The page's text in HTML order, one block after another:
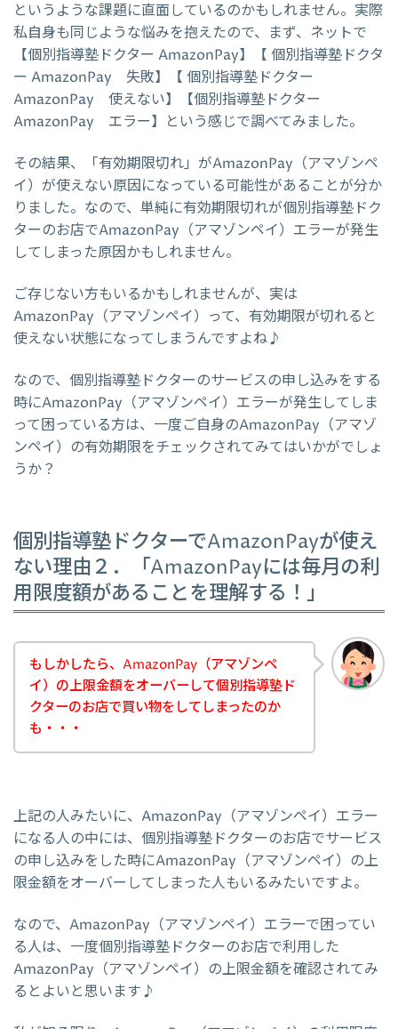
というような課題に直面しているのかもしれません。実際
私自身も同じような悩みを抱えたので、まず、ネットで
【個別指導塾ドクター AmazonPay】【 個別指導塾ドクタ
ー AmazonPay 失敗】【 個別指導塾ドクター
AmazonPay 使えない】【個別指導塾ドクター
AmazonPay エラー】という感じで調べてみました。
その結果、「有効期限切れ」がAmazonPay（アマゾンペ
イ）が使えない原因になっている可能性があることが分か
りました。なので、単純に有効期限切れが個別指導塾ドク
ターのお店でAmazonPay（アマゾンペイ）エラーが発生
してしまった原因かもしれません。
ご存じない方もいるかもしれませんが、実は
AmazonPay（アマゾンペイ）って、有効期限が切れると
使えない状態になってしまうんですよね♪
なので、個別指導塾ドクターのサービスの申し込みをする
時にAmazonPay（アマゾンペイ）エラーが発生してしま
って困っている方は、一度ご自身のAmazonPay（アマゾ
ンペイ）の有効期限をチェックされてみてはいかがでしょ
うか？
個別指導塾ドクターでAmazonPayが使え
ない理由２．「AmazonPayには毎月の利
用限度額があることを理解する！」
もしかしたら、AmazonPay（アマゾンペ
イ）の上限金額をオーバーして個別指導塾ド
クターのお店で買い物をしてしまったのか
も・・・
上記の人みたいに、AmazonPay（アマゾンペイ）エラー
になる人の中には、個別指導塾ドクターのお店でサービス
の申し込みをした時にAmazonPay（アマゾンペイ）の上
限金額をオーバーしてしまった人もいるみたいですよ。
なので、AmazonPay（アマゾンペイ）エラーで困ってい
る人は、一度個別指導塾ドクターのお店で利用した
AmazonPay（アマゾンペイ）の上限金額を確認されてみ
るとよいと思います♪